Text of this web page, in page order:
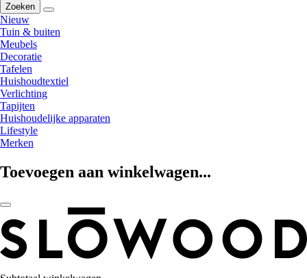
Zoeken
Nieuw
Tuin & buiten
Meubels
Decoratie
Tafelen
Huishoudtextiel
Verlichting
Tapijten
Huishoudelijke apparaten
Lifestyle
Merken
Toevoegen aan winkelwagen...